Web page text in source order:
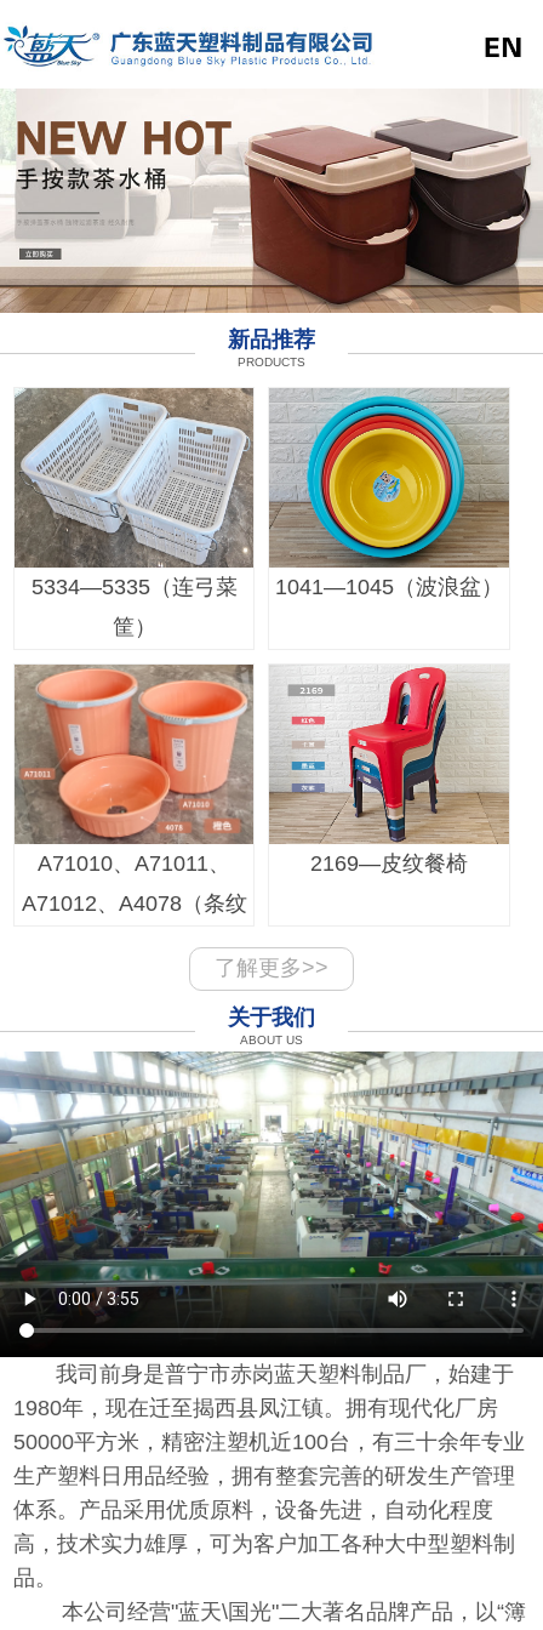
新品推荐
PRODUCTS
5334—5335（连弓菜
筐）
1041—1045（波浪盆）
A71010、A71011、
A71012、A4078（条纹
2169—皮纹餐椅
了解更多>>
关于我们
ABOUT US
我司前身是普宁市赤岗蓝天塑料制品厂，始建于
1980年，现在迁至揭西县凤江镇。拥有现代化厂房
50000平方米，精密注塑机近100台，有三十余年专业
生产塑料日用品经验，拥有整套完善的研发生产管理
体系。产品采用优质原料，设备先进，自动化程度
高，技术实力雄厚，可为客户加工各种大中型塑料制
品。
本公司经营"蓝天\国光"二大著名品牌产品，以“簿